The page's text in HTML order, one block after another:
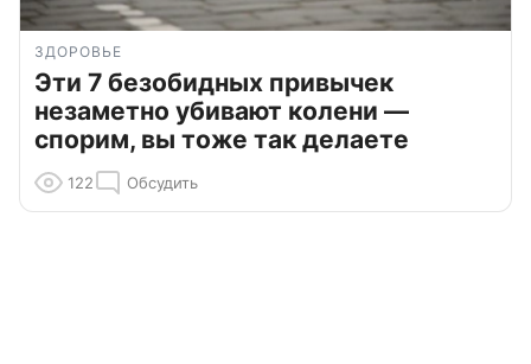
ЗДОРОВЬЕ
Эти 7 безобидных привычек
незаметно убивают колени —
спорим, вы тоже так делаете
122 Обсудить